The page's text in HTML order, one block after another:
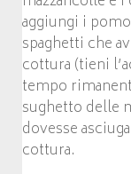
aggiungi i
spaghetti che
cottura (tieni
tempo
sughetto delle
dovesse
cottura.